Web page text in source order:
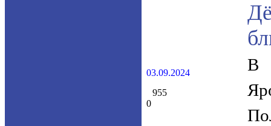
03.09.2024
955
0
В